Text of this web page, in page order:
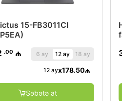
15-FB3011CI
.00 ₼ 6 ay 12 ay 18 ay
12 ayx178.50₼
Səbətə at